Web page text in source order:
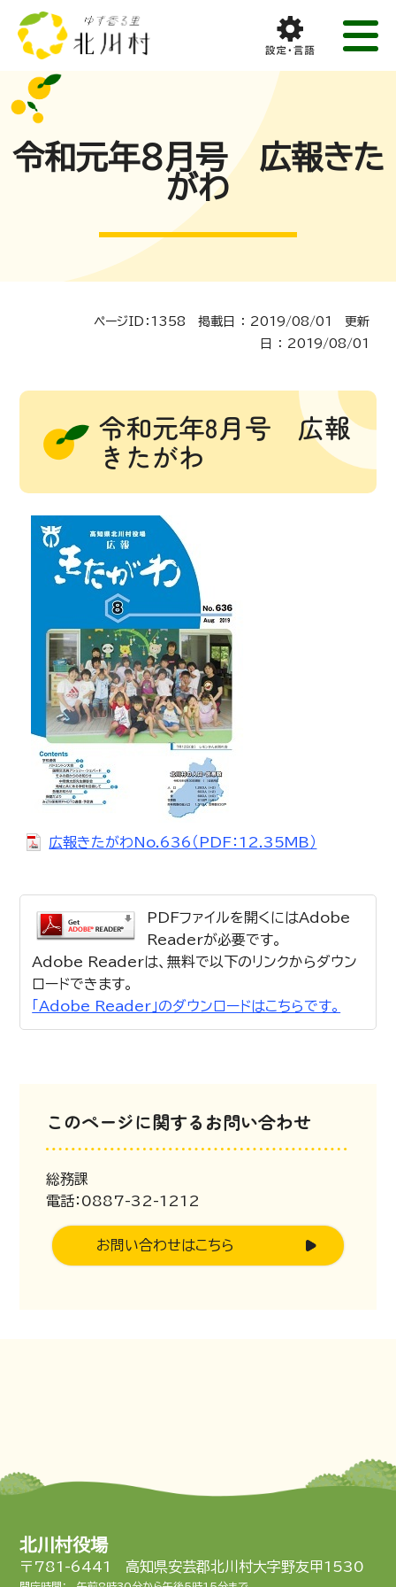
令和元年8月号 広報きた
がわ
ページID：1358 掲載日 ： 2019/08/01 更新
日 ： 2019/08/01
令和元年8月号 広報
きたがわ
広報きたがわNo.636（PDF：12.35MB）
PDFファイルを開くにはAdobe
Readerが必要です。
Adobe Readerは、無料で以下のリンクからダウン
ロードできます。
「Adobe Reader」のダウンロードはこちらです。
このページに関するお問い合わせ
総務課
電話：0887-32-1212
お問い合わせはこちら
北川村役場
〒781-6441 高知県安芸郡北川村大字野友甲1530